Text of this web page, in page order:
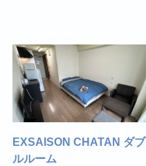
EXSAISON CHATAN ダブ
ルルーム